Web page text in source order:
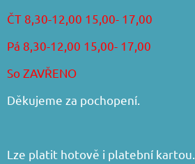
ČT 8,30-12,00 15,00- 17,00
Pá 8,30-12,00 15,00- 17,00
So ZAVŘENO
Děkujeme za pochopení.
Lze platit hotově i platební kartou.